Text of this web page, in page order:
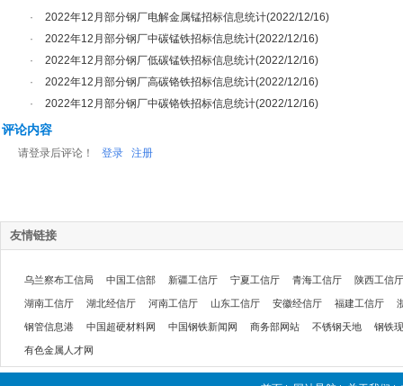
·
2022年12月部分钢厂电解金属锰招标信息统计(2022/12/16)
·
2022年12月部分钢厂中碳锰铁招标信息统计(2022/12/16)
·
2022年12月部分钢厂低碳锰铁招标信息统计(2022/12/16)
·
2022年12月部分钢厂高碳铬铁招标信息统计(2022/12/16)
·
2022年12月部分钢厂中碳铬铁招标信息统计(2022/12/16)
评论内容
请登录后评论！ 登录 注册
友情链接
乌兰察布工信局 中国工信部 新疆工信厅 宁夏工信厅 青海工信厅 陕西工信厅
湖南工信厅 湖北经信厅 河南工信厅 山东工信厅 安徽经信厅 福建工信厅
钢管信息港 中国超硬材料网 中国钢铁新闻网 商务部网站 不锈钢天地 钢铁
有色金属人才网